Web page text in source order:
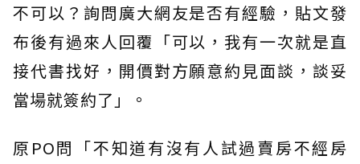
不可以？詢問廣大網友是否有經驗，貼文發
布後有過來人回覆「可以，我有一次就是直
接代書找好，開價對方願意約見面談，談妥
當場就簽約了」。
原PO問「不知道有沒有人試過賣房不經房